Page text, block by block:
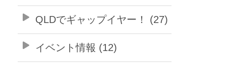
QLDでギャップイヤー！ (27)
イベント情報 (12)